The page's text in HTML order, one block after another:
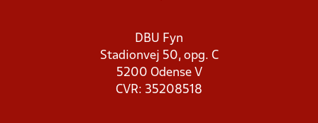
DBU Fyn
Stadionvej 50, opg. C
5200 Odense V
CVR: 35208518